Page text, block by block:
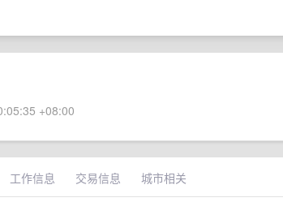
+08:00
工作信息 交易信息 城市相关